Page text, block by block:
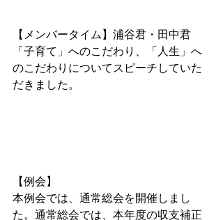
【メンバータイム】浦谷君・田中君
「子育て」へのこだわり、「人生」へ
のこだわりについてスピーチしていた
だきました。
【例会】
本例会では、通常総会を開催しまし
た。通常総会では、本年度の収支補正